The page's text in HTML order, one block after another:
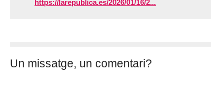
https://larepublica.es/2026/01/16/2...
Un missatge, un comentari?